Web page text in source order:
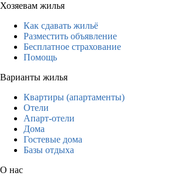
Хозяевам жилья
Как сдавать жильё
Разместить объявление
Бесплатное страхование
Помощь
Варианты жилья
Квартиры (апартаменты)
Отели
Апарт-отели
Дома
Гостевые дома
Базы отдыха
О нас